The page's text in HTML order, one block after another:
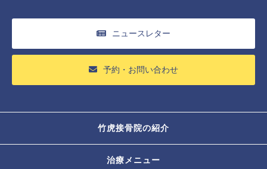
ニュースレター
予約・お問い合わせ
竹虎接骨院の紹介
治療メニュー